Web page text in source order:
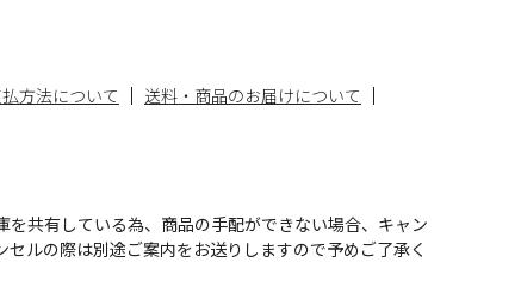
方法について
送料・商品のお届けについて
共有している為、商品の手配ができない場合、キャン
ルの際は別途ご案内をお送りしますので予めご了承く